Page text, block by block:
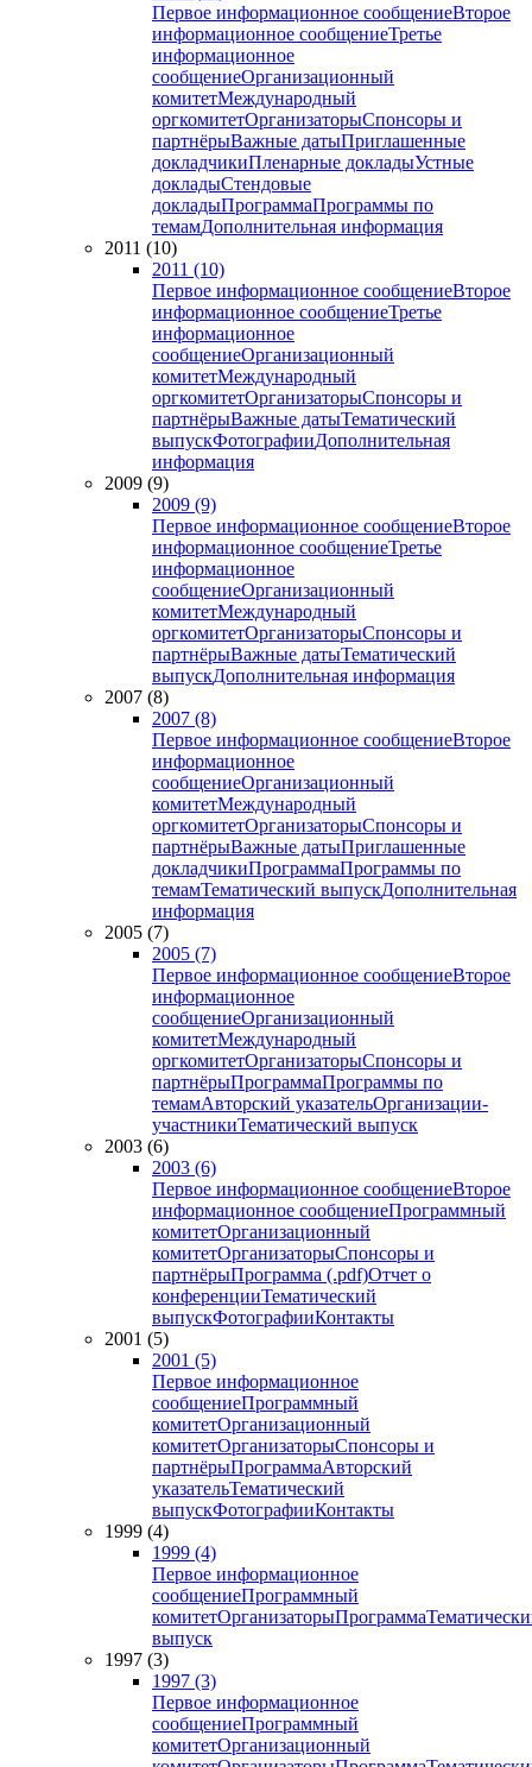
Первое информационное сообщениеВторое
информационное сообщениеТретье
информационное
сообщениеОрганизационный
комитетМеждународный
оргкомитетОрганизаторыСпонсоры и
партнёрыВажные датыПриглашенные
докладчикиПленарные докладыУстные
докладыСтендовые
докладыПрограммаПрограммы по
темамДополнительная информация
2011 (10)
2011 (10)
Первое информационное сообщениеВторое
информационное сообщениеТретье
информационное
сообщениеОрганизационный
комитетМеждународный
оргкомитетОрганизаторыСпонсоры и
партнёрыВажные датыТематический
выпускФотографииДополнительная
информация
2009 (9)
2009 (9)
Первое информационное сообщениеВторое
информационное сообщениеТретье
информационное
сообщениеОрганизационный
комитетМеждународный
оргкомитетОрганизаторыСпонсоры и
партнёрыВажные датыТематический
выпускДополнительная информация
2007 (8)
2007 (8)
Первое информационное сообщениеВторое
информационное
сообщениеОрганизационный
комитетМеждународный
оргкомитетОрганизаторыСпонсоры и
партнёрыВажные датыПриглашенные
докладчикиПрограммаПрограммы по
темамТематический выпускДополнительная
информация
2005 (7)
2005 (7)
Первое информационное сообщениеВторое
информационное
сообщениеОрганизационный
комитетМеждународный
оргкомитетОрганизаторыСпонсоры и
партнёрыПрограммаПрограммы по
темамАвторский указательОрганизации-
участникиТематический выпуск
2003 (6)
2003 (6)
Первое информационное сообщениеВторое
информационное сообщениеПрограммный
комитетОрганизационный
комитетОрганизаторыСпонсоры и
партнёрыПрограмма (.pdf)Отчет о
конференцииТематический
выпускФотографииКонтакты
2001 (5)
2001 (5)
Первое информационное
сообщениеПрограммный
комитетОрганизационный
комитетОрганизаторыСпонсоры и
партнёрыПрограммаАвторский
указательТематический
выпускФотографииКонтакты
1999 (4)
1999 (4)
Первое информационное
сообщениеПрограммный
комитетОрганизаторыПрограмма
выпуск
1997 (3)
1997 (3)
Первое информационное
сообщениеПрограммный
комитетОрганизационный